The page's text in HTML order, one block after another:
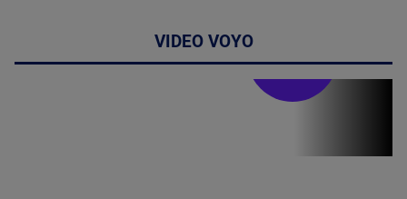
VIDEO VOYO